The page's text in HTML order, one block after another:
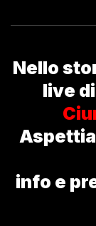
Nello
live
info e